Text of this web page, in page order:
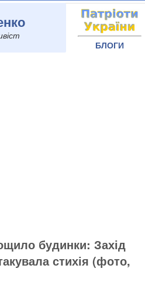
БЛОГИ
будинки: Захід
стихія (фото,